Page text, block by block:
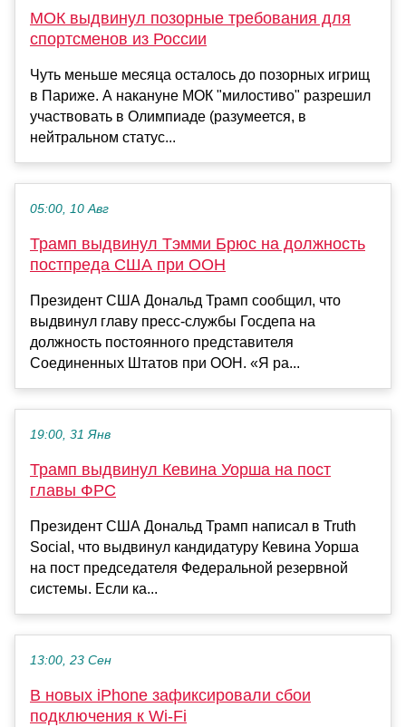
МОК выдвинул позорные требования для
спортсменов из России
Чуть меньше месяца осталось до позорных игрищ
в Париже. А накануне МОК "милостиво" разрешил
участвовать в Олимпиаде (разумеется, в
нейтральном статус...
05:00, 10 Авг
Трамп выдвинул Тэмми Брюс на должность
постпреда США при ООН
Президент США Дональд Трамп сообщил, что
выдвинул главу пресс-службы Госдепа на
должность постоянного представителя
Соединенных Штатов при ООН. «Я ра...
19:00, 31 Янв
Трамп выдвинул Кевина Уорша на пост
главы ФРС
Президент США Дональд Трамп написал в Truth
Social, что выдвинул кандидатуру Кевина Уорша
на пост председателя Федеральной резервной
системы. Если ка...
13:00, 23 Сен
В новых iPhone зафиксировали сбои
подключения к Wi-Fi